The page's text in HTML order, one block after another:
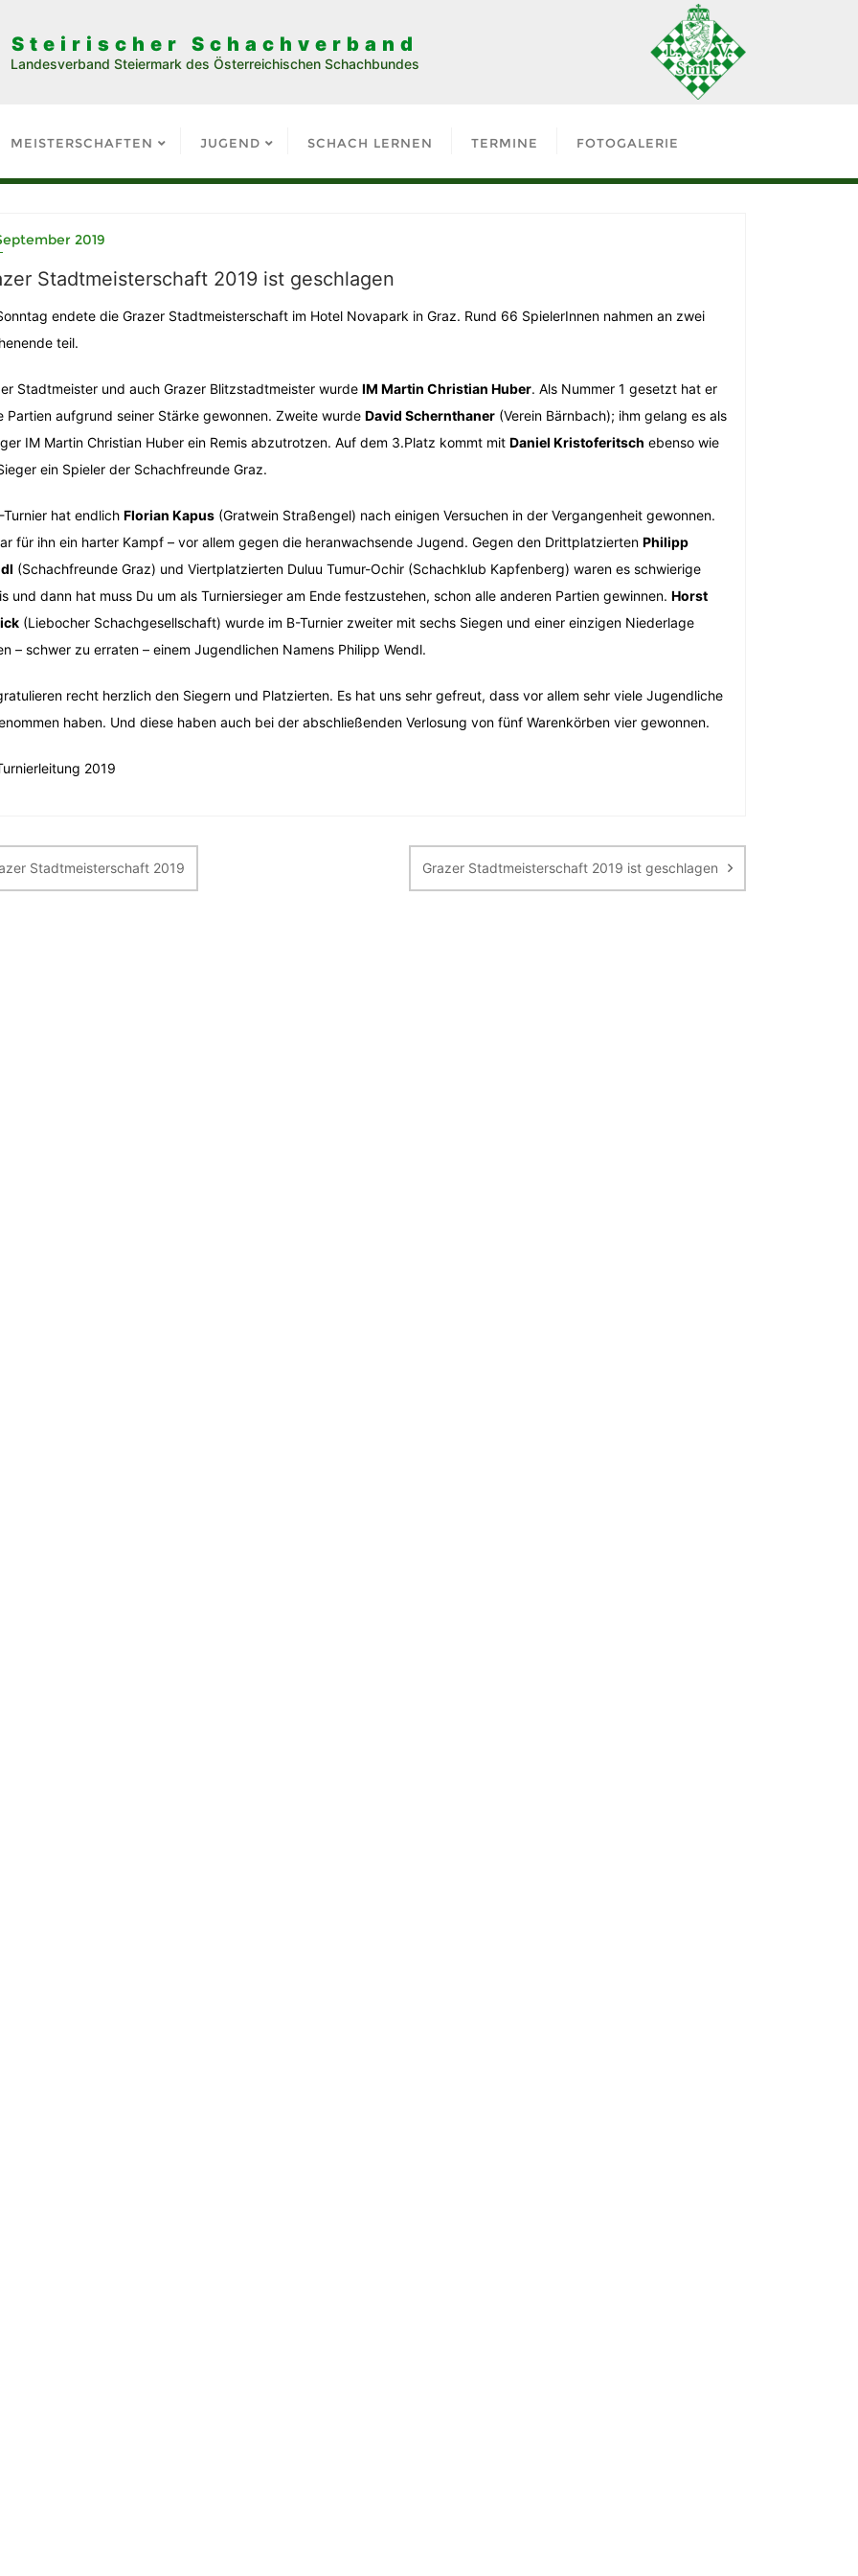
Steirischer Schachverband
Landesverband Steiermark des Österreichischen Schachbundes
MEISTERSCHAFTEN JUGEND SCHACH LERNEN TERMINE FOTOGALERIE
2019
Stadtmeisterschaft 2019 ist geschlagen
endete die Grazer Stadtmeisterschaft im Hotel Novapark in Graz. Rund 66 SpielerInnen nahmen an zwei
teil.
Stadtmeister und auch Grazer Blitzstadtmeister wurde IM Martin Christian Huber. Als Nummer 1 gesetzt hat er
Partien aufgrund seiner Stärke gewonnen. Zweite wurde David Schernthaner (Verein Bärnbach); ihm gelang es als
IM Martin Christian Huber ein Remis abzutrotzen. Auf dem 3.Platz kommt mit Daniel Kristoferitsch ebenso wie
ein Spieler der Schachfreunde Graz.
Turnier hat endlich Florian Kapus (Gratwein Straßengel) nach einigen Versuchen in der Vergangenheit gewonnen.
für ihn ein harter Kampf – vor allem gegen die heranwachsende Jugend. Gegen den Drittplatzierten Philipp
(Schachfreunde Graz) und Viertplatzierten Duluu Tumur-Ochir (Schachklub Kapfenberg) waren es schwierige
und dann hat muss Du um als Turniersieger am Ende festzustehen, schon alle anderen Partien gewinnen. Horst
(Liebocher Schachgesellschaft) wurde im B-Turnier zweiter mit sechs Siegen und einer einzigen Niederlage
– schwer zu erraten – einem Jugendlichen Namens Philipp Wendl.
recht herzlich den Siegern und Platzierten. Es hat uns sehr gefreut, dass vor allem sehr viele Jugendliche
haben. Und diese haben auch bei der abschließenden Verlosung von fünf Warenkörben vier gewonnen.
2019
Stadtmeisterschaft 2019 Grazer Stadtmeisterschaft 2019 ist geschlagen